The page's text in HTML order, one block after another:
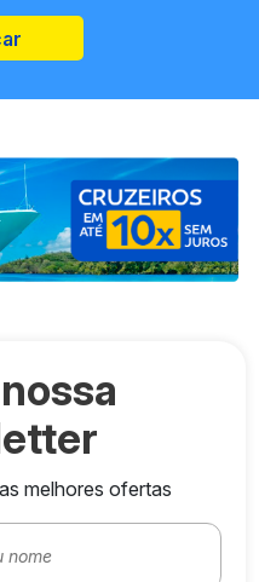
melhores ofertas